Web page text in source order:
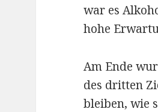
war es
hohe
Am Ende
des dritten
bleiben, wie